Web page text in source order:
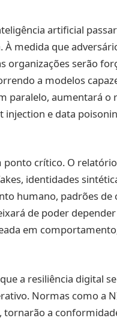
artificial
medida que
organizações serão
a modelos
paralelo, aumentará o
injection e data
crítico. O
identidades
humano, padrões de
de poder
em
a resiliência digital
Normas como a
a